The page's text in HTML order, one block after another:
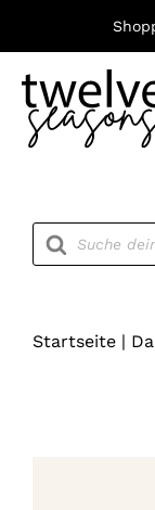
springen
Products
search
Startseite|